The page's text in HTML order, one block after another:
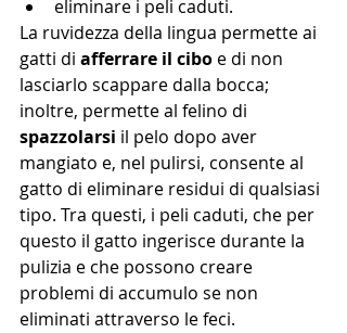
eliminare i peli caduti.
La ruvidezza della lingua permette ai
gatti di afferrare il cibo e di non
lasciarlo scappare dalla bocca;
inoltre, permette al felino di
spazzolarsi il pelo dopo aver
mangiato e, nel pulirsi, consente al
gatto di eliminare residui di qualsiasi
tipo. Tra questi, i peli caduti, che per
questo il gatto ingerisce durante la
pulizia e che possono creare
problemi di accumulo se non
eliminati attraverso le feci.